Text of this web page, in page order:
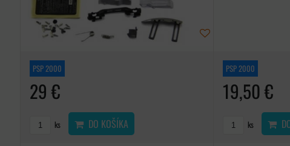
PSP 2000
29 €
ks DO KOŠÍKA
PSP 2000
19,50 €
ks